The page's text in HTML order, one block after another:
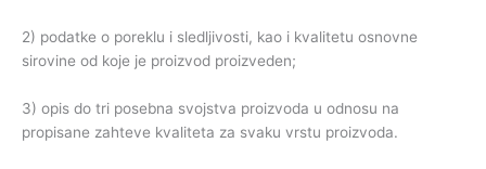
2) podatke o poreklu i sledljivosti, kao i kvalitetu osnovne
sirovine od koje je proizvod proizveden;
3) opis do tri posebna svojstva proizvoda u odnosu na
propisane zahteve kvaliteta za svaku vrstu proizvoda.